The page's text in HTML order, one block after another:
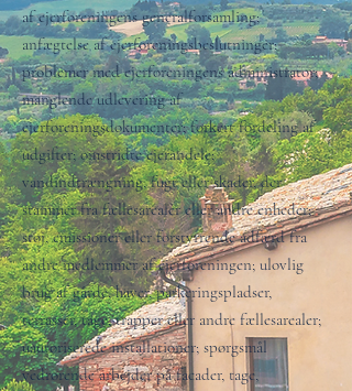
af ejerforeningens generalforsamling;
anfægtelse af ejerforeningsbeslutninger;
problemer med ejerforeningens administrator;
manglende udlevering af
ejerforeningsdokumenter; forkert fordeling af
udgifter; omstridte ejerandele;
vandindtrængning, fugt eller skader, der
stammer fra fællesarealer eller andre enheder;
støj, emissioner eller forstyrrende adfærd fra
andre medlemmer af ejerforeningen; ulovlig
brug af gårde, haver, parkeringspladser,
terrasser, tage, trapper eller andre fællesarealer;
uautoriserede installationer; spørgsmål
vedrørende arbejder på facader, tage,